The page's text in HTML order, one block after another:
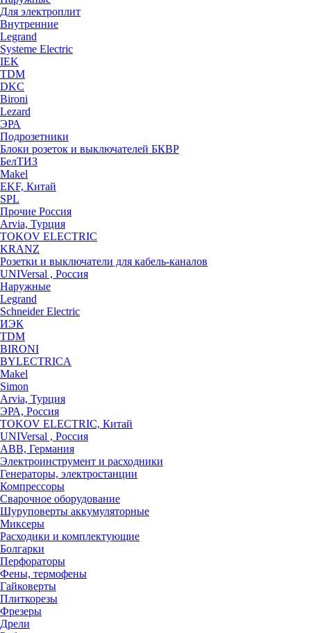
Для электроплит
Внутренние
Legrand
Systeme Electric
IEK
TDM
DKC
Bironi
Lezard
ЭРА
Подрозетники
Блоки розеток и выключателей БКВР
БелТИЗ
Makel
EKF, Китай
SPL
Прочие Россия
Arvia, Турция
TOKOV ELECTRIC
KRANZ
Розетки и выключатели для кабель-каналов
UNIVersal , Россия
Наружные
Legrand
Schneider Electric
ИЭК
TDM
BIRONI
BYLECTRICA
Makel
Simon
Arvia, Турция
ЭРА, Россия
TOKOV ELECTRIC, Китай
UNIVersal , Россия
ABB, Германия
Электроинструмент и расходники
Генераторы, электростанции
Компрессоры
Сварочное оборудование
Шуруповерты аккумуляторные
Миксеры
Расходики и комплектующие
Болгарки
Перфораторы
Фены, термофены
Гайковерты
Плиткорезы
Фрезеры
Дрели